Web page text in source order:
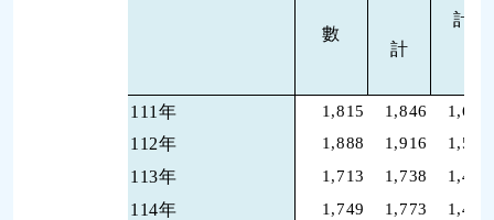
數
計
計
111年 1,815 1,846 1,602
112年 1,888 1,916 1,558
113年 1,713 1,738 1,474
114年 1,749 1,773 1,498